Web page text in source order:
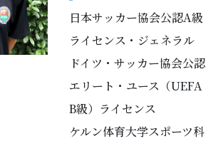
日本サッカー協会公認A級
ライセンス・ジェネラル
ドイツ・サッカー協会公認
エリート・ユース（UEFA
B級）ライセンス
ケルン体育大学スポーツ科